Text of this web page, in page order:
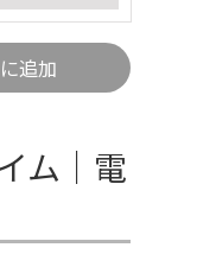
追加
ム｜電